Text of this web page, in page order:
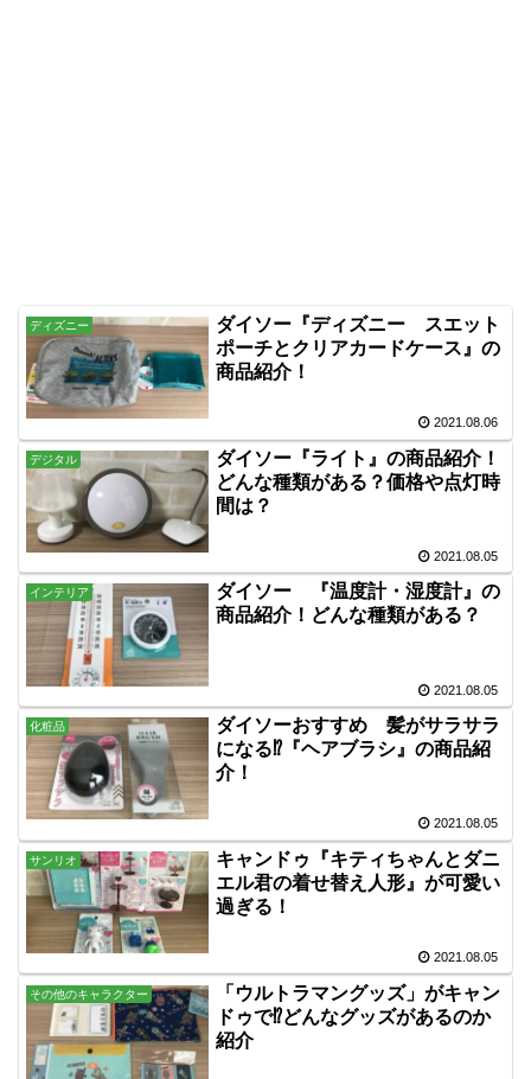
ディズニー
ダイソー『ディズニー スエット
ポーチとクリアカードケース』の
商品紹介！
2021.08.06
デジタル
ダイソー『ライト』の商品紹介！
どんな種類がある？価格や点灯時
間は？
2021.08.05
インテリア
ダイソー 『温度計・湿度計』の
商品紹介！どんな種類がある？
2021.08.05
化粧品
ダイソーおすすめ 髪がサラサラ
になる⁉『ヘアブラシ』の商品紹
介！
2021.08.05
サンリオ
キャンドゥ『キティちゃんとダニ
エル君の着せ替え人形』が可愛い
過ぎる！
2021.08.05
その他のキャラクター
「ウルトラマングッズ」がキャン
ドゥで⁉どんなグッズがあるのか
紹介